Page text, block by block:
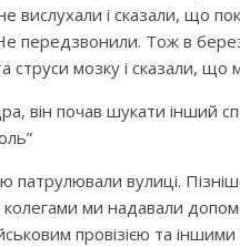
вислухали і сказали, що
передзвонили. Тож в
струси мозку і сказали, що
він почав шукати інший
патрулювали вулиці.
ми надавали
провізією та